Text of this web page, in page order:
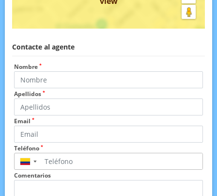
Contacte al agente
Nombre *
Apellidos *
Email *
Teléfono *
▼
Comentarios